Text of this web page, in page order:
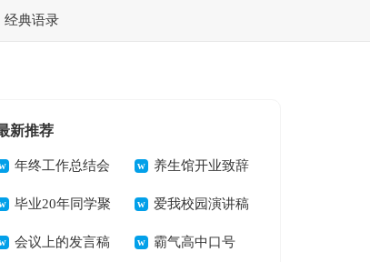
经典语录
新推荐
年终工作总结会
发言稿范文
养生馆开业致辞
毕业20年同学聚
发言稿
爱我校园演讲稿
15篇
会议上的发言稿 霸气高中口号